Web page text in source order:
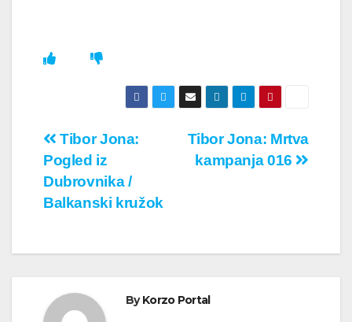
Кретање
чланка
Tibor Jona: Mrtva
kampanja 016
Tibor Jona:
Pogled iz
Dubrovnika /
Balkanski kružok
ByKorzo Portal